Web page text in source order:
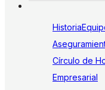
Historia
Círculo de
Empresarial